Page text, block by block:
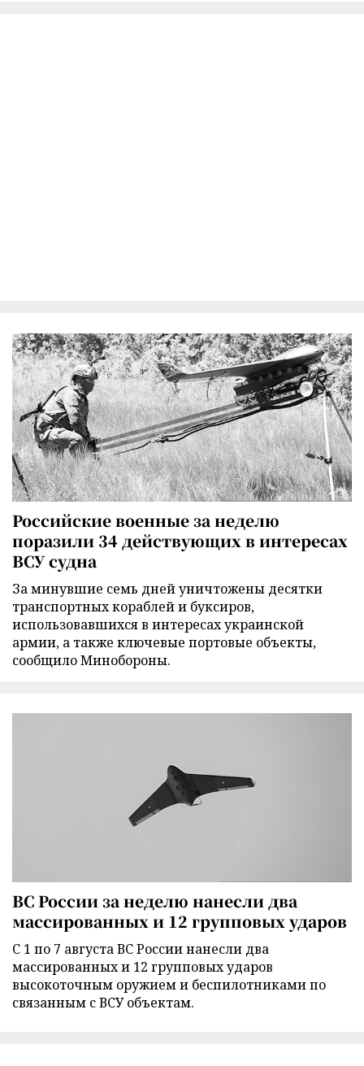
Российские военные за неделю
поразили 34 действующих в интересах
ВСУ судна
За минувшие семь дней уничтожены десятки
транспортных кораблей и буксиров,
использовавшихся в интересах украинской
армии, а также ключевые портовые объекты,
сообщило Минобороны.
ВС России за неделю нанесли два
массированных и 12 групповых ударов
С 1 по 7 августа ВС России нанесли два
массированных и 12 групповых ударов
высокоточным оружием и беспилотниками по
связанным с ВСУ объектам.